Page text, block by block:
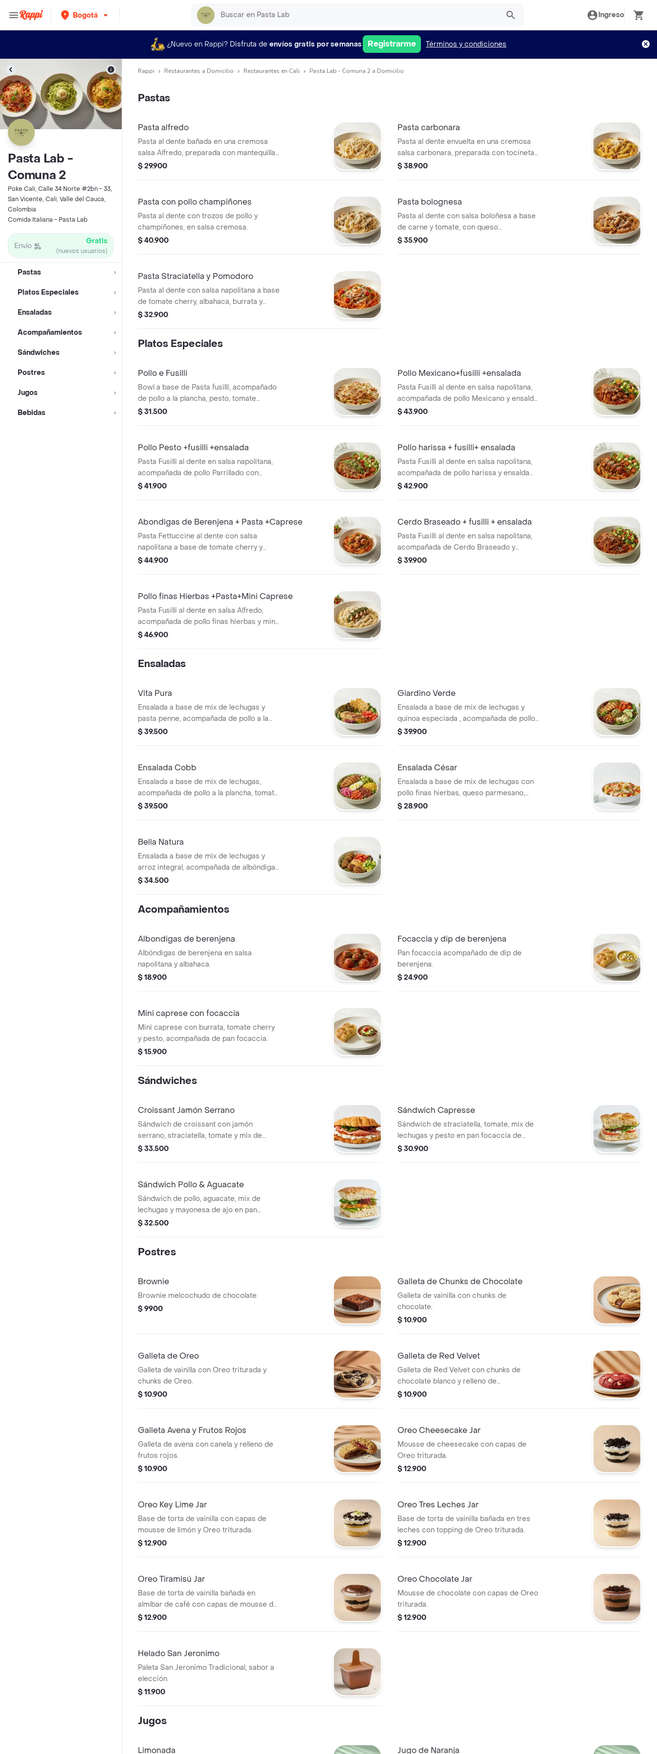
Bogotá Ingreso
¿Nuevo en Rappi? Disfruta de envíos gratis por semanas Registrarme Términos y condiciones
Pasta Lab -
Comuna 2
Poke Cali, Calle 34 Norte #2bn - 33,
San Vicente, Cali, Valle del Cauca,
Colombia
Comida Italiana - Pasta Lab
Envío Gratis
(nuevos usuarios)
Pastas
Platos Especiales
Ensaladas
Acompañamientos
Sándwiches
Postres
Jugos
Bebidas
Rappi Restaurantes a Domicilio Restaurantes en Cali Pasta Lab - Comuna 2 a Domicilio
Pastas
Pasta alfredo
Pasta al dente bañada en una cremosa
salsa Alfredo, preparada con mantequilla
y queso parmesano.
$ 29.900
Pasta carbonara
Pasta al dente envuelta en una cremosa
salsa carbonara, preparada con tocineta
dorada y queso parmesano.
$ 38.900
Pasta con pollo champiñones
Pasta al dente con trozos de pollo y
champiñones, en salsa cremosa.
$ 40.900
Pasta bolognesa
Pasta al dente con salsa boloñesa a base
de carne y tomate, con queso
parmesano.
$ 35.900
Pasta Straciatella y Pomodoro
Pasta al dente con salsa napolitana a base
de tomate cherry, albahaca, burrata y
queso parmesano.
$ 32.900
Platos Especiales
Pollo e Fusilli
Bowl a base de Pasta fusilli, acompañado
de pollo a la plancha, pesto, tomate
chonto y queso feta.
$ 31.500
⁠Pollo Mexicano+fusilli +ensalada
Pasta Fusilli al dente en salsa napolitana,
acompañada de pollo Mexicano y ensalda
con lechuga, tomate chrrerry y aguacate.
$ 43.900
Pollo Pesto +fusilli +ensalada
Pasta Fusilli al dente en salsa napolitana,
acompañada de pollo Parrillado con
Pesto y ensalda con lechuga, tomate
$ 41.900
Pollo harissa + fusilli+ ensalada
Pasta Fusilli al dente en salsa napolitana,
acompañada de pollo harissa y ensalda
con lechuga, tomate cherry y aguacate.
$ 42.900
Abondigas de Berenjena + Pasta +Caprese
Pasta Fettuccine al dente con salsa
napolitana a base de tomate cherry y
albahaca, acompañada de albóndigas de
$ 44.900
Cerdo Braseado + fusilli + ensalada
Pasta Fusilli al dente en salsa napolitana,
acompañada de Cerdo Braseado y
ensalda con lechuga, tomate cherry y
$ 39.900
Pollo finas Hierbas +Pasta+Mini Caprese
Pasta Fusilli al dente en salsa Alfredo,
acompañada de pollo finas hierbas y mini
caprese con burrata, tomate cherry y
$ 46.900
Ensaladas
Vita Pura
Ensalada a base de mix de lechugas y
pasta penne, acompañada de pollo a la
plancha, brócoli rostizado, tomate chonto
$ 39.500
Giardino Verde
Ensalada a base de mix de lechugas y
quinoa especiada , acompañada de pollo
a la plancha, tomate cherry, queso feta,
Mediterránea.
$ 39.900
Ensalada Cobb
Ensalada a base de mix de lechugas,
acompañada de pollo a la plancha, tomate
chonto, huevo duro, tocineta, aguacate,
vinagreta Mediterránea.
$ 39.500
Ensalada César
Ensalada a base de mix de lechugas con
pollo finas hierbas, queso parmesano,
tomate, crutones y vinagreta a elección.
$ 28.900
Bella Natura
Ensalada a base de mix de lechugas y
arroz integral, acompañada de albóndigas
de berenjena (5 unds), tomate cherry,
$ 34.500
Acompañamientos
Albondigas de berenjena
Albóndigas de berenjena en salsa
napolitana y albahaca.
$ 18.900
Focaccia y dip de berenjena
Pan focaccia acompañado de dip de
berenjena.
$ 24.900
Mini caprese con focaccia
Mini caprese con burrata, tomate cherry
y pesto, acompañada de pan focaccia.
$ 15.900
Sándwiches
Croissant Jamón Serrano
Sándwich de croissant con jamón
serrano, straciatella, tomate y mix de
lechugas.
$ 33.500
Sándwich Capresse
Sándwich de straciatella, tomate, mix de
lechugas y pesto en pan focaccia de
masa madre.
$ 30.900
Sándwich Pollo & Aguacate
Sándwich de pollo, aguacate, mix de
lechugas y mayonesa de ajo en pan
focaccia de masa madre.
$ 32.500
Postres
Brownie
Brownie melcochudo de chocolate.
$ 9900
Galleta de Chunks de Chocolate
Galleta de vainilla con chunks de
chocolate.
$ 10.900
Galleta de Oreo
Galleta de vainilla con Oreo triturada y
chunks de Oreo.
$ 10.900
Galleta de Red Velvet
Galleta de Red Velvet con chunks de
chocolate blanco y relleno de
Cheesecake.
$ 10.900
Galleta Avena y Frutos Rojos
Galleta de avena con canela y relleno de
frutos rojos.
$ 10.900
Oreo Cheesecake Jar
Mousse de cheesecake con capas de
Oreo triturada.
$ 12.900
Oreo Key Lime Jar
Base de torta de vainilla con capas de
mousse de limón y Oreo triturada.
$ 12.900
Oreo Tres Leches Jar
Base de torta de vainilla bañada en tres
leches con topping de Oreo triturada.
$ 12.900
Oreo Tiramisú Jar
Base de torta de vainilla bañada en
almíbar de café con capas de mousse de
tiramisú y Oreo.
$ 12.900
Oreo Chocolate Jar
Mousse de chocolate con capas de Oreo
triturada.
$ 12.900
Helado San Jeronimo
Paleta San Jeronimo Tradicional, sabor a
elección.
$ 11.900
Jugos
Limonada Jugo de Naranja